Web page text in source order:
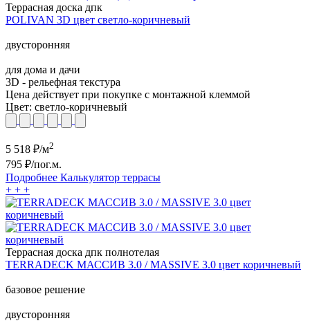
Террасная доска дпк
POLIVAN 3D цвет светло-коричневый
двусторонняя
для дома и дачи
3D - рельефная текстура
Цена действует при покупке с монтажной клеммой
Цвет: светло-коричневый
5 518 ₽/м2
795 ₽/пог.м.
Подробнее Калькулятор террасы
+ + +
Террасная доска дпк полнотелая
TERRADECK МАССИВ 3.0 / MASSIVE 3.0 цвет коричневый
базовое решение
двусторонняя